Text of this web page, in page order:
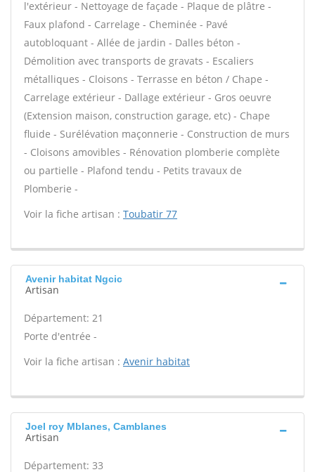
l'extérieur - Nettoyage de façade - Plaque de plâtre -
Faux plafond - Carrelage - Cheminée - Pavé
autobloquant - Allée de jardin - Dalles béton -
Démolition avec transports de gravats - Escaliers
métalliques - Cloisons - Terrasse en béton / Chape -
Carrelage extérieur - Dallage extérieur - Gros oeuvre
(Extension maison, construction garage, etc) - Chape
fluide - Surélévation maçonnerie - Construction de murs
- Cloisons amovibles - Rénovation plomberie complète
ou partielle - Plafond tendu - Petits travaux de
Plomberie -
Voir la fiche artisan : Toubatir 77
Avenir habitat Ngcic
Artisan
Département: 21
Porte d'entrée -
Voir la fiche artisan : Avenir habitat
Joel roy Mblanes, Camblanes
Artisan
Département: 33